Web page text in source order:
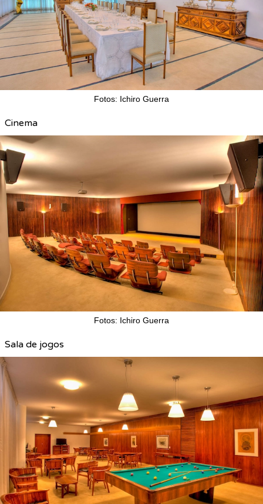
Fotos: Ichiro Guerra
Cinema
Fotos: Ichiro Guerra
Sala de jogos